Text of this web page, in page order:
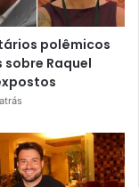
polêmicos
sobre Raquel